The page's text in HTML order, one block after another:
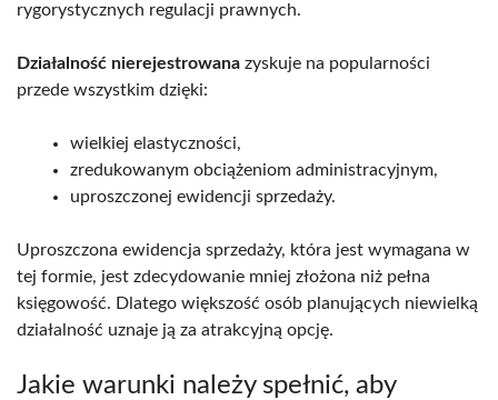
rygorystycznych regulacji prawnych.
Działalność nierejestrowana zyskuje na popularności
przede wszystkim dzięki:
wielkiej elastyczności,
zredukowanym obciążeniom administracyjnym,
uproszczonej ewidencji sprzedaży.
Uproszczona ewidencja sprzedaży, która jest wymagana w
tej formie, jest zdecydowanie mniej złożona niż pełna
księgowość. Dlatego większość osób planujących niewielką
działalność uznaje ją za atrakcyjną opcję.
Jakie warunki należy spełnić, aby